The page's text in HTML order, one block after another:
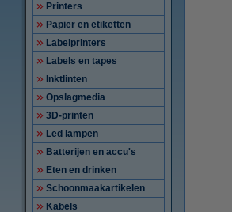
Printers
Papier en etiketten
Labelprinters
Labels en tapes
Inktlinten
Opslagmedia
3D-printen
Led lampen
Batterijen en accu's
Eten en drinken
Schoonmaakartikelen
Kabels